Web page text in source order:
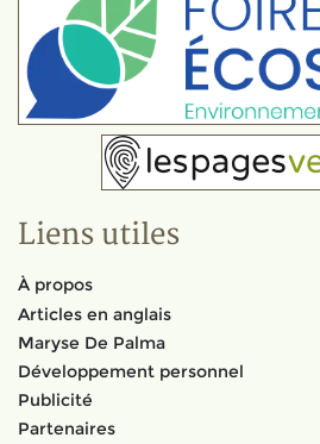
Liens utiles
À propos
Articles en anglais
Maryse De Palma
Développement personnel
Publicité
Partenaires